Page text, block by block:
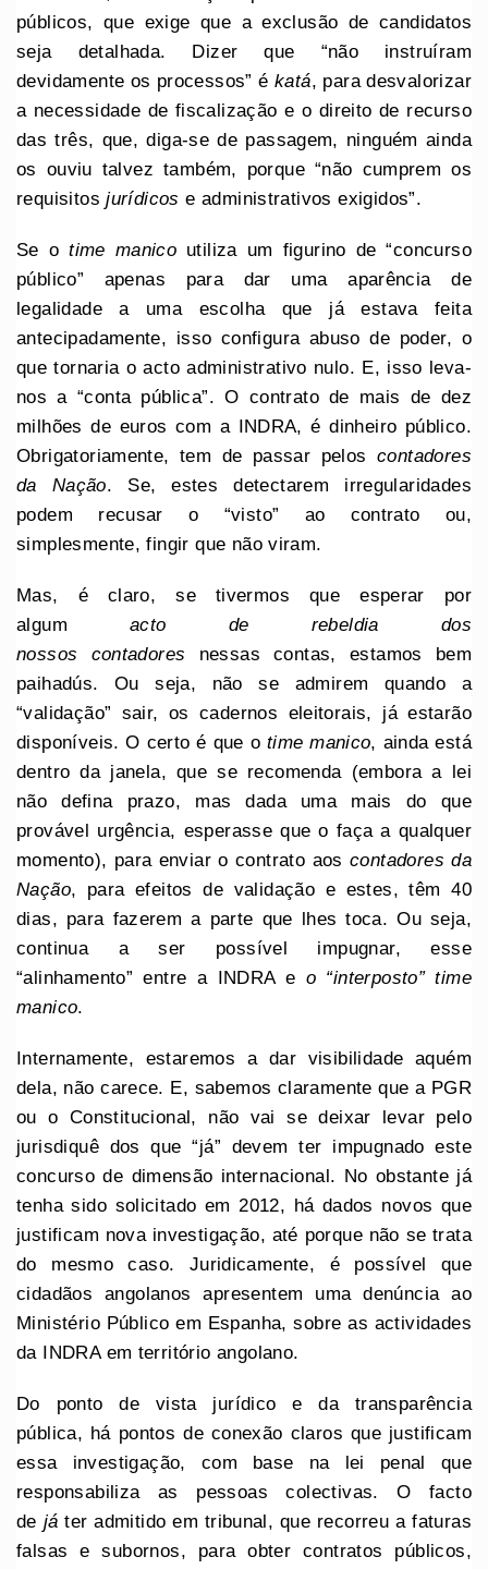
públicos, que exige que a exclusão de candidatos
seja detalhada. Dizer que “não instruíram
devidamente os processos” é katá, para desvalorizar
a necessidade de fiscalização e o direito de recurso
das três, que, diga-se de passagem, ninguém ainda
os ouviu talvez também, porque “não cumprem os
requisitosjurídicos e administrativos exigidos”.
Se otime manico utiliza um figurino de “concurso
público” apenas para dar uma aparência de
legalidade a uma escolha que já estava feita
antecipadamente, isso configura abuso de poder, o
que tornaria o acto administrativo nulo. E, isso leva-
nos a “conta pública”. O contrato de mais de dez
milhões de euros com a INDRA, é dinheiro público.
Obrigatoriamente, tem de passar peloscontadores
da Nação. Se, estes detectarem irregularidades
podem recusar o “visto” ao contrato ou,
simplesmente, fingir que não viram.
Mas, é claro, se tivermos que esperar por
algumacto de rebeldia dos
nossos
contadores nessas contas, estamos bem
paihadús. Ou seja, não se admirem quando a
“validação” sair, os cadernos eleitorais, já estarão
disponíveis. O certo é que o time manico, ainda está
dentro da janela, que se recomenda (embora a lei
não defina prazo, mas dada uma mais do que
provável urgência, esperasse que o faça a qualquer
momento), para enviar o contrato aos contadores da
Nação, para efeitos de validação e estes, têm 40
dias, para fazerem a parte que lhes toca. Ou seja,
continua a ser possível impugnar, esse
“alinhamento” entre a INDRA e o “interposto” time
manico.
Internamente, estaremos a dar visibilidade aquém
dela, não carece. E, sabemos claramente que a PGR
ou o Constitucional, não vai se deixar levar pelo
jurisdiquê dos que “já” devem ter impugnado este
concurso de dimensão internacional. No obstante já
tenha sido solicitado em 2012, há dados novos que
justificam nova investigação, até porque não se trata
do mesmo caso. Juridicamente, é possível que
cidadãos angolanos apresentem uma denúncia ao
Ministério Público em Espanha, sobre as actividades
da INDRA em território angolano.
Do ponto de vista jurídico e da transparência
pública, há pontos de conexão claros que justificam
essa investigação, com base na lei penal que
responsabiliza as pessoas colectivas. O facto
de já ter admitido em tribunal, que recorreu a faturas
falsas e subornos, para obter contratos públicos,